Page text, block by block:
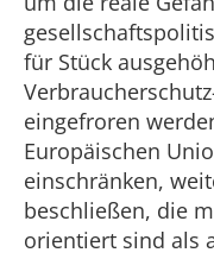
für Stück
eingefroren
Europäischen
einschränken,
beschließen, die
orientiert sind als